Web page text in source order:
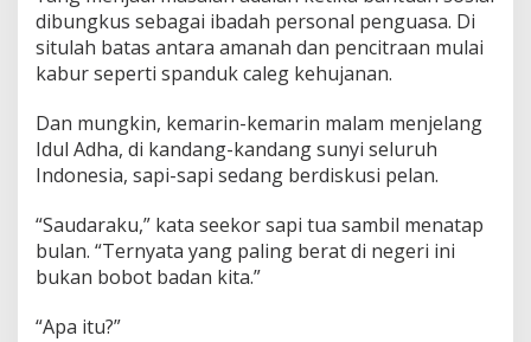
dibungkus sebagai ibadah personal penguasa. Di
situlah batas antara amanah dan pencitraan mulai
kabur seperti spanduk caleg kehujanan.
Dan mungkin, kemarin-kemarin malam menjelang
Idul Adha, di kandang-kandang sunyi seluruh
Indonesia, sapi-sapi sedang berdiskusi pelan.
“Saudaraku,” kata seekor sapi tua sambil menatap
bulan. “Ternyata yang paling berat di negeri ini
bukan bobot badan kita.”
“Apa itu?”